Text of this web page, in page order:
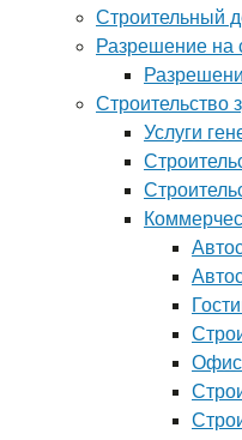
Строительный
Разрешение на
Строительство
Услуги